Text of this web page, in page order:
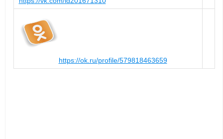
https://ok.ru/profile/579818463659